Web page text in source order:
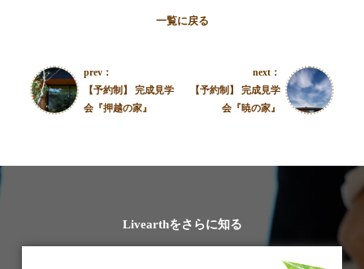
一覧に戻る
prev：
【予約制】 完成見学
会『押越の家』
next：
【予約制】 完成見学
会『暁の家』
Livearthをさらに知る